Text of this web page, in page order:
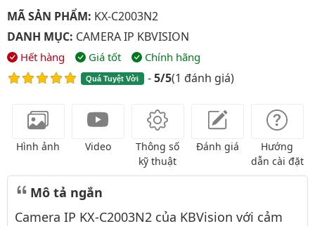
MÃ SẢN PHẨM: KX-C2003N2
DANH MỤC: CAMERA IP KBVISION
Hết hàng Giá tốt Chính hãng
Quá Tuyệt Vời -5/5(1 đánh giá)
Hình ảnh Video
Thông số
kỹ thuật
Đánh giá
Hướng
dẫn cài đặt
Mô tả ngắn
Camera IP KX-C2003N2 của KBVision với cảm